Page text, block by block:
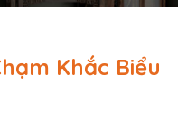
Khắc Biểu